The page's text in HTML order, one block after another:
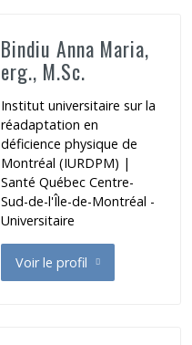
Bindiu Anna Maria,
erg., M.Sc.
Institut universitaire sur la
réadaptation en
déficience physique de
Montréal (IURDPM) |
Santé Québec Centre-
Sud-de-l'Île-de-Montréal -
Universitaire
Voir le profil
de Bindiu Anna Maria